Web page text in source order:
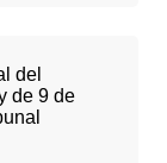
del
de 9 de